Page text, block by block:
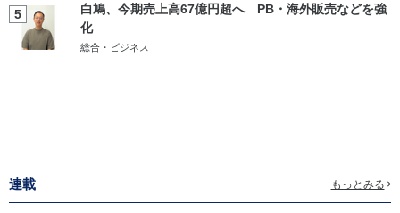
5
白鳩、今期売上高67億円超へ PB・海外販売などを強
化
総合・ビジネス
連載 もっとみる